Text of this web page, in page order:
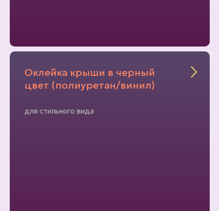
Оклейка крыши в черный
цвет (полиуретан/винил)
для стильного вида